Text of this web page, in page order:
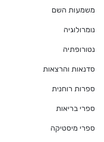
משמעות השם
נומרולוגיה
נטורופתיה
סדנאות והרצאות
ספרות רוחנית
ספרי בריאות
ספרי מיסטיקה